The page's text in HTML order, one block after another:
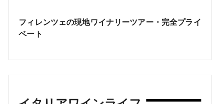
フィレンツェの現地ワイナリーツアー・完全プライ
ベート